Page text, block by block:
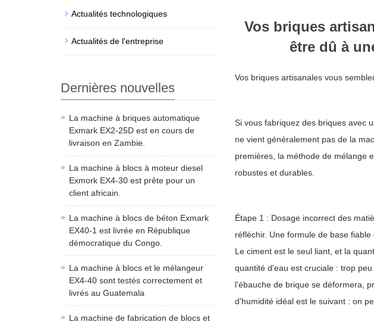
Vos briques
être dû à
Vos briques artisanales vous
Si vous fabriquez des briques avec
ne vient généralement pas de la
premières, la méthode de mélange
robustes et durables.
Étape 1 : Dosage incorrect des
réfléchir. Une formule de base
Le ciment est le seul liant, et la
quantité d'eau est cruciale : trop
l'ébauche de brique se déformera,
d'humidité idéal est le suivant : on
Actualités technologiques
Actualités de l'entreprise
Dernières nouvelles
La machine à briques automatique
Exmark EX2-25D est en cours de
livraison en Zambie.
La machine à blocs à moteur diesel
Exmork EX4-30 est prête pour un
client africain.
La machine à blocs de béton Exmark
EX40-1 est livrée en République
démocratique du Congo.
La machine à blocs et le mélangeur
EX4-40 sont testés correctement et
livrés au Guatemala
La machine de fabrication de blocs et